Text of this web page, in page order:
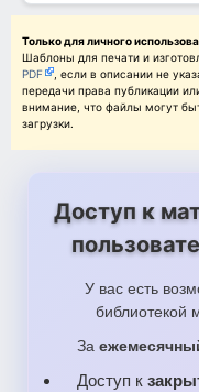
Только для личного
Шаблоны для печати и
PDF
, если в описании не
передачи права публикации
внимание, что файлы могут
загрузки.
Доступ к
У вас есть
библиотекой
За
Доступ к